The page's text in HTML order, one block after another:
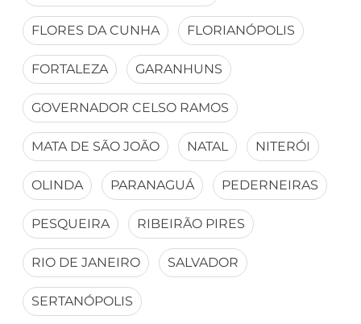
FLORES DA CUNHA FLORIANÓPOLIS
FORTALEZA GARANHUNS
GOVERNADOR CELSO RAMOS
MATA DE SÃO JOÃO NATAL NITERÓI
OLINDA PARANAGUÁ PEDERNEIRAS
PESQUEIRA RIBEIRÃO PIRES
RIO DE JANEIRO SALVADOR
SERTANÓPOLIS